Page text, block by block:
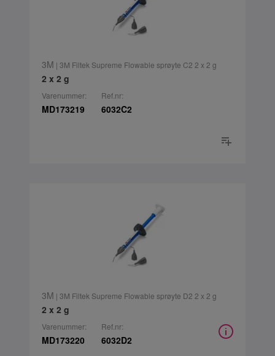
3M | 3M Filtek Supreme Flowable sprøyte C2 2 x 2 g
2 x 2 g
Varenummer:
MD173219
Ref.nr:
6032C2
3M | 3M Filtek Supreme Flowable sprøyte D2 2 x 2 g
2 x 2 g
Varenummer:
MD173220
Ref.nr:
6032D2